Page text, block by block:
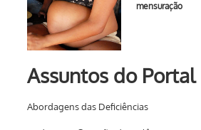
mensuração
Assuntos do Portal
Abordagens das Deficiências